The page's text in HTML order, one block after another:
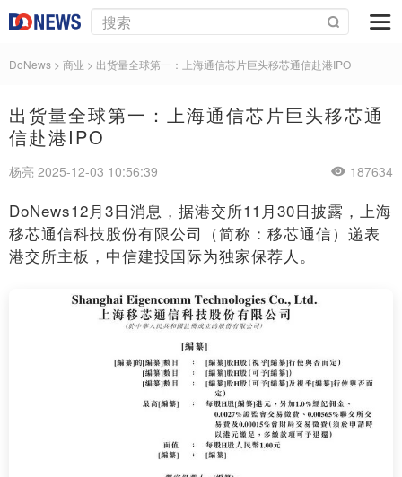
DoNews > 商业 > 出货量全球第一：上海通信芯片巨头移芯通信赴港IPO
出货量全球第一：上海通信芯片巨头移芯通
信赴港IPO
杨亮 2025-12-03 10:56:39 187634
DoNews12月3日消息，据港交所11月30日披露，上海
移芯通信科技股份有限公司（简称：移芯通信）递表
港交所主板，中信建投国际为独家保荐人。